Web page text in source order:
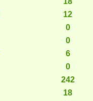
12
0
0
6
0
242
18